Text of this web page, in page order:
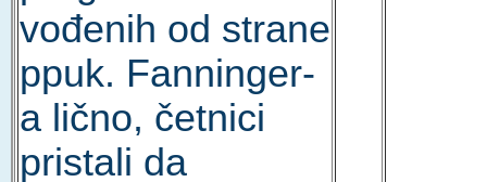
vođenih od strane
ppuk. Fanninger-
a lično, četnici
pristali da